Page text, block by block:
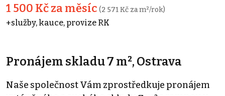
1 500 Kč za měsíc (2 571 Kč za m²/rok)
+služby, kauce, provize RK
Pronájem skladu 7 m², Ostrava
Naše společnost Vám zprostředkuje pronájem